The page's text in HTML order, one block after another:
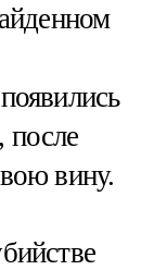
после
вину.